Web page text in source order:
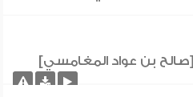
[صالح بن عواد المغامسي]